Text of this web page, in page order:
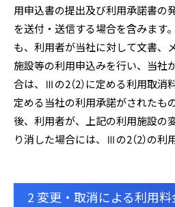
用申込書の提出及び利用承諾書の
を送付・送信する場合を含みます
も、利用者が当社に対して文書、
施設等の利用申込みを行い、当社
合は、Ⅲの2（2）に定める利用取
定める当社の利用承諾がされたも
後、利用者が、上記の利用施設の
り消した場合には、Ⅲの2（2）の利
2 変更・取消による利用